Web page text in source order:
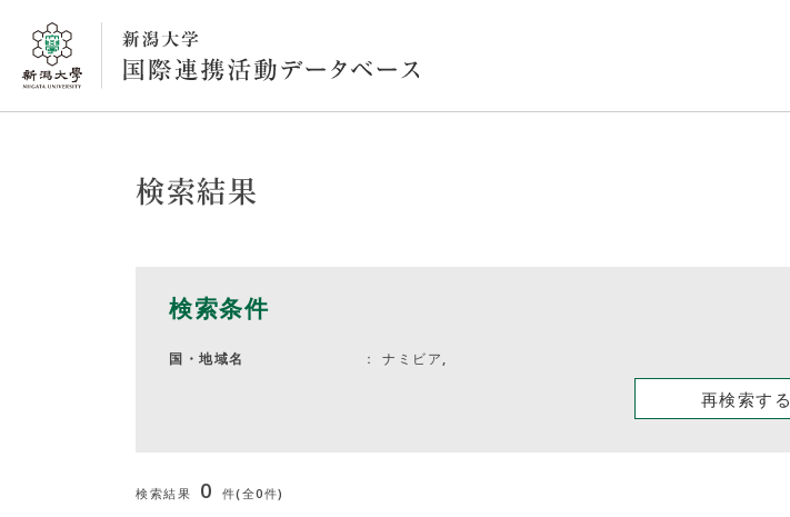
検索結果
検索条件
国・地域名 ナミビア,
再検索する
検索結果 0 件(全0件)